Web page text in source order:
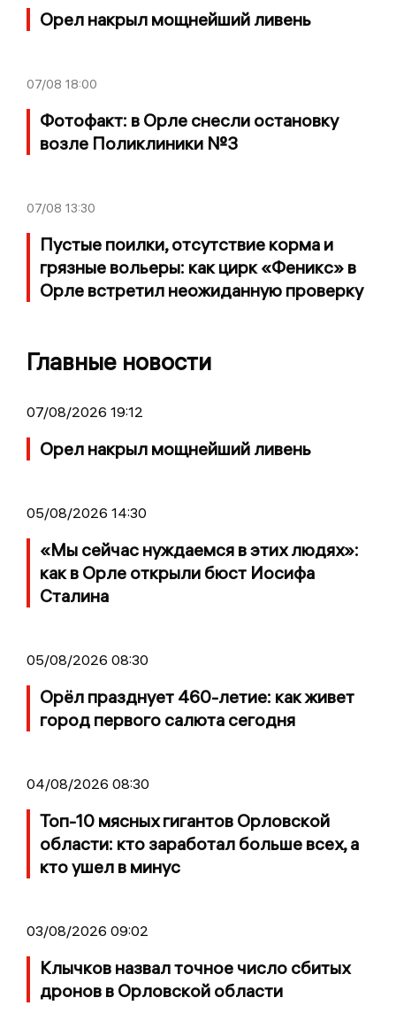
Орел накрыл мощнейший ливень
07/08 18:00
Фотофакт: в Орле снесли остановку
возле Поликлиники №3
07/08 13:30
Пустые поилки, отсутствие корма и
грязные вольеры: как цирк «Феникс» в
Орле встретил неожиданную проверку
Главные новости
07/08/2026 19:12
Орел накрыл мощнейший ливень
05/08/2026 14:30
«Мы сейчас нуждаемся в этих людях»:
как в Орле открыли бюст Иосифа
Сталина
05/08/2026 08:30
Орёл празднует 460-летие: как живет
город первого салюта сегодня
04/08/2026 08:30
Топ-10 мясных гигантов Орловской
области: кто заработал больше всех, а
кто ушел в минус
03/08/2026 09:02
Клычков назвал точное число сбитых
дронов в Орловской области